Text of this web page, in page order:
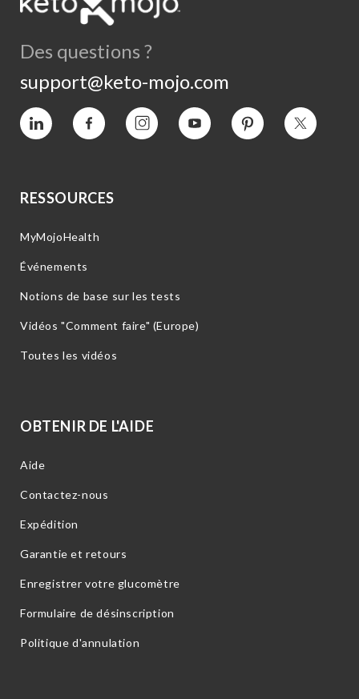
Des questions ?
support@keto-mojo.com
Vimeo Facebook InstagramYouTube Intérêt Twitter
RESSOURCES
MyMojoHealth
Événements
Notions de base sur les tests
Vidéos "Comment faire" (Europe)
Toutes les vidéos
OBTENIR DE L'AIDE
Aide
Contactez-nous
Expédition
Garantie et retours
Enregistrer votre glucomètre
Formulaire de désinscription
Politique d'annulation